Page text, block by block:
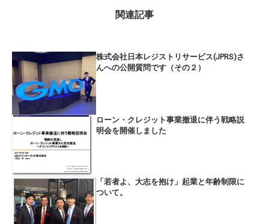
関連記事
株式会社日本レジストリサービス(JPRS)さ
んへの公開質問です（その２）
ローン・クレジット事業撤退に伴う戦略説
明会を開催しました
「若者よ、大志を抱け」起業と年齢制限に
ついて。